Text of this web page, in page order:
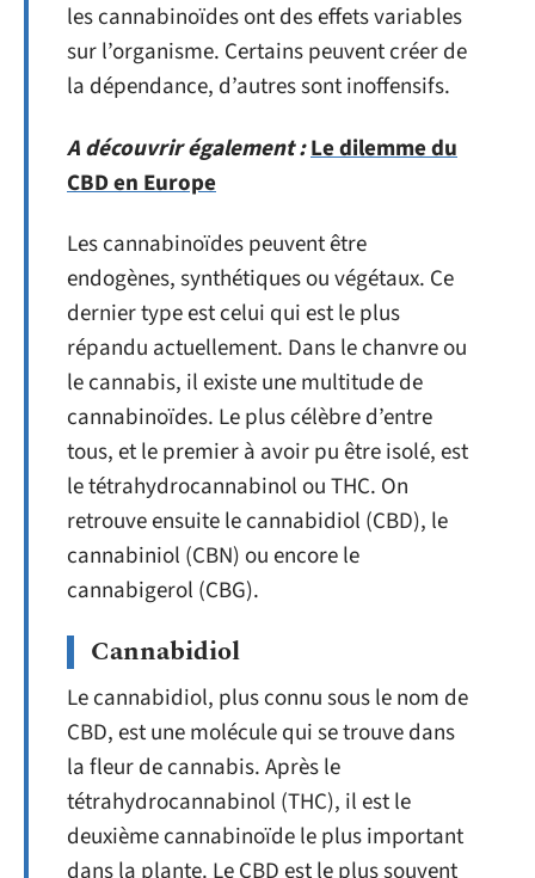
les cannabinoïdes ont des effets variables
sur l’organisme. Certains peuvent créer de
la dépendance, d’autres sont inoffensifs.
A découvrir également :Le dilemme du
CBD en Europe
Les cannabinoïdes peuvent être
endogènes, synthétiques ou végétaux. Ce
dernier type est celui qui est le plus
répandu actuellement. Dans le chanvre ou
le cannabis, il existe une multitude de
cannabinoïdes. Le plus célèbre d’entre
tous, et le premier à avoir pu être isolé, est
le tétrahydrocannabinol ou THC. On
retrouve ensuite le cannabidiol (CBD), le
cannabiniol (CBN) ou encore le
cannabigerol (CBG).
Cannabidiol
Le cannabidiol, plus connu sous le nom de
CBD, est une molécule qui se trouve dans
la fleur de cannabis. Après le
tétrahydrocannabinol (THC), il est le
deuxième cannabinoïde le plus important
dans la plante. Le CBD est le plus souvent